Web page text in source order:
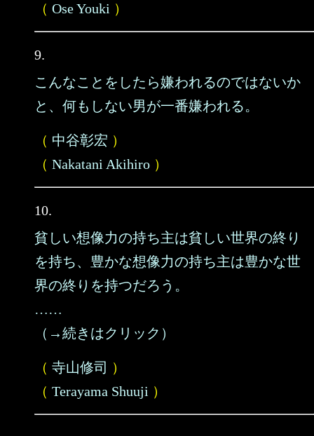
（ Ose Youki ）
9.
こんなことをしたら嫌われるのではないか
と、何もしない男が一番嫌われる。
（ 中谷彰宏 ）
（ Nakatani Akihiro ）
10.
貧しい想像力の持ち主は貧しい世界の終り
を持ち、豊かな想像力の持ち主は豊かな世
界の終りを持つだろう。
……
（→続きはクリック）
（ 寺山修司 ）
（ Terayama Shuuji ）